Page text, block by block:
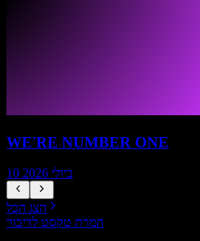
WE'RE NUMBER ONE
10 ביולי 2026
הצג הכל
המרת טקסט לדיבור